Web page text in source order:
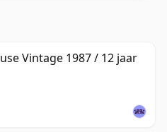
Vintage 1987 / 12 jaar